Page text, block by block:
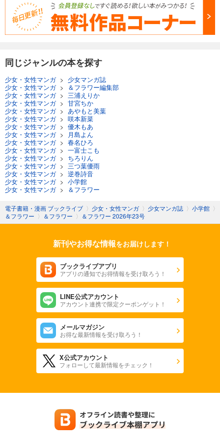
あらすじを表示する
＆フラワー 2025年43号
275円 (税込)
＆フラワー 2025年42号
275円 (税込)
あらすじを表示する
＆フラワー 2025年41号
275円 (税込)
試し読み
あらすじを表示する
275 円 (税込)
＆フラワー 2025年39号
275円 (税込)
あらすじを表示する
＆フラワー 2025年38号
カート
あらすじを表示する
同じジャンルの本を探す
少女・女性マンガ> 少女マンガ誌
少女・女性マンガ>
＆フラワー編集部
少女・女性マンガ> 三浦えりか
少女・女性マンガ> 甘宮ちか
少女・女性マンガ> あやもと美葉
少女・女性マンガ> 咲本新菜
少女・女性マンガ> 優木もあ
少女・女性マンガ>
月島よん
少女・女性マンガ> 春名ひろ
少女・女性マンガ> 一富士こも
少女・女性マンガ> ちろりん
少女・女性マンガ> 三つ葉優雨
少女・女性マンガ> 逆巻詩音
少女・女性マンガ> 小学館
少女・女性マンガ> ＆フラワー
電子書籍・漫画 ブックライブ 〉 少女・女性マンガ 〉 少女マンガ誌 〉 小学館 〉
＆フラワー 〉 ＆フラワー 〉 ＆フラワー 2026年23号
新刊やお得な情報をお届けします！
ブックライブアプリ
アプリの通知でお得情報を受け取ろう！
LINE公式アカウント
アカウント連携で限定クーポンゲット！
メールマガジン
お得な最新情報を受け取ろう！
X公式アカウント
フォローして最新情報をチェック！